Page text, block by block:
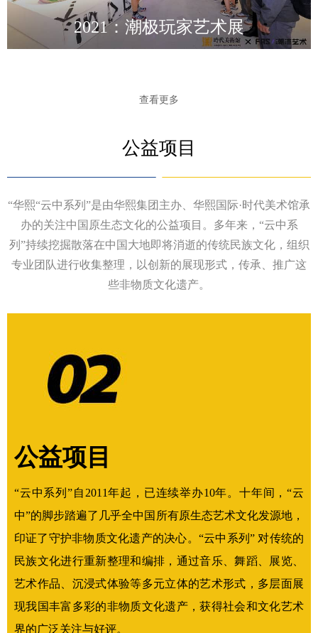
2021：潮极玩家艺术展
查看更多
公益项目
公益项目
“云中系列”自2011年起，已连续举办10年。十年间，“云
中”的脚步踏遍了几乎全中国所有原生态艺术文化发源地，
印证了守护非物质文化遗产的决心。“云中系列” 对传统的
民族文化进行重新整理和编排，通过音乐、舞蹈、展览、
艺术作品、沉浸式体验等多元立体的艺术形式，多层面展
现我国丰富多彩的非物质文化遗产，获得社会和文化艺术
界的广泛关注与好评。
“华熙“云中系列”是由华熙集团主办、华熙国际·时代美术馆承
办的关注中国原生态文化的公益项目。多年来，“云中系
列”持续挖掘散落在中国大地即将消逝的传统民族文化，组织
专业团队进行收集整理，以创新的展现形式，传承、推广这
些非物质文化遗产。